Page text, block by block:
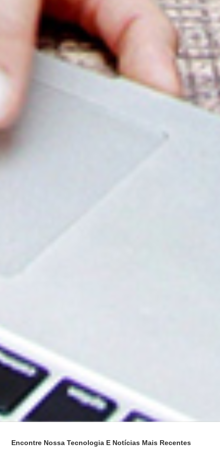
Encontre Nossa Tecnologia E Notícias Mais Recentes